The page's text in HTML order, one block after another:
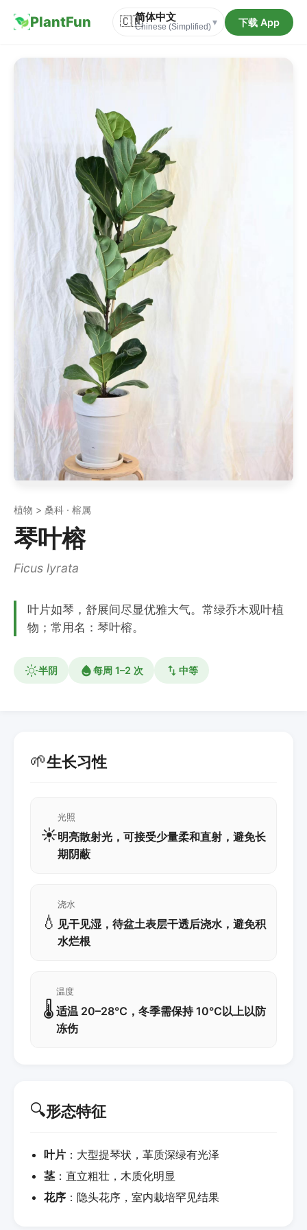
PlantFun 🇨🇳简体中文
Chinese (Simplified)▾ 下载 App
植物 > 桑科 · 榕属
琴叶榕
Ficus lyrata
叶片如琴，舒展间尽显优雅大气。常绿乔木观叶植
物；常用名：琴叶榕。
半阴 每周 1–2 次 中等
🌱生长习性
☀️
光照
明亮散射光，可接受少量柔和直射，避免长
期阴蔽
💧
浇水
见干见湿，待盆土表层干透后浇水，避免积
水烂根
🌡️
温度
适温 20–28℃，冬季需保持 10℃以上以防
冻伤
🔍形态特征
叶片 ：大型提琴状，革质深绿有光泽
茎 ：直立粗壮，木质化明显
花序 ：隐头花序，室内栽培罕见结果